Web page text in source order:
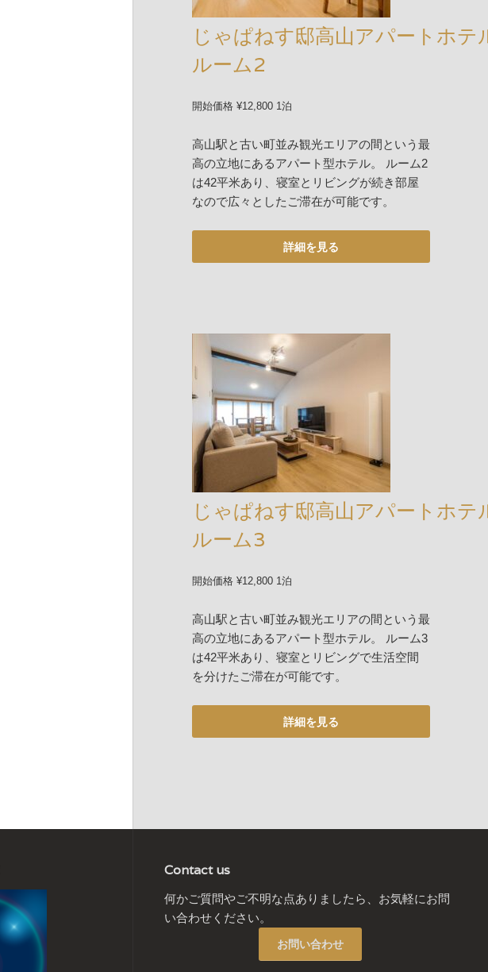
じゃぱねす邸高山アパートホテ
ルーム2
開始価格 ¥12,800 1泊
高山駅と古い町並み観光エリアの間という最
高の立地にあるアパート型ホテル。 ルーム2
は42平米あり、寝室とリビングが続き部屋
なので広々としたご滞在が可能です。
じゃぱねす邸高山アパートホテ
ルーム3
開始価格 ¥12,800 1泊
高山駅と古い町並み観光エリアの間という最
高の立地にあるアパート型ホテル。 ルーム3
は42平米あり、寝室とリビングで生活空間
を分けたご滞在が可能です。
Contact us
何かご質問やご不明な点ありましたら、お気軽にお問
い合わせください。
お問い合わせ